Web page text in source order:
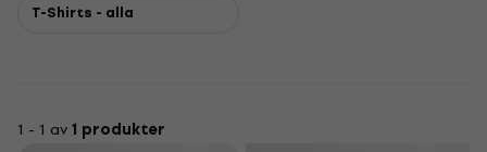
T-Shirts - alla
1 - 1 av1 produkter